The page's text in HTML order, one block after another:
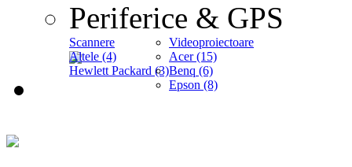
Periferice & GPS
Scannere
Altele (4)
Hewlett Packard (3)
Videoproiectoare
Acer (15)
Benq (6)
Epson (8)